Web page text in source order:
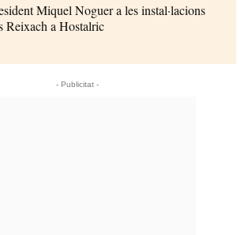
Miquel Noguer a les instal·lacions
Reixach a Hostalric
- Publicitat -